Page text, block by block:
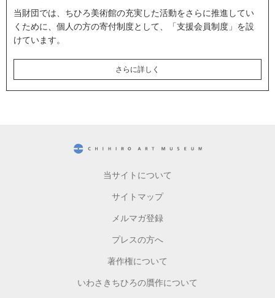
当財団では、ちひろ美術館の充実した活動をさらに推進してい
くために、個人の方の寄付制度として、「支援会員制度」を設
けています。
さらに詳しく
当サイトについて
サイトマップ
メルマガ登録
プレスの方へ
著作権について
いわさきちひろの贋作について